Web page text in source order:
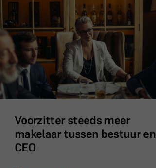
Voorzitter steeds meer
makelaar tussen bestuur en
CEO